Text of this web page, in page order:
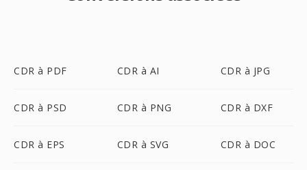
CDR à PDF CDR à AI CDR à JPG
CDR à PSD CDR à PNG CDR à DXF
CDR à EPS CDR à SVG CDR à DOC